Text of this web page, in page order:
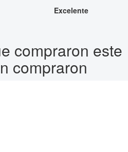
Excelente
compraron este
compraron